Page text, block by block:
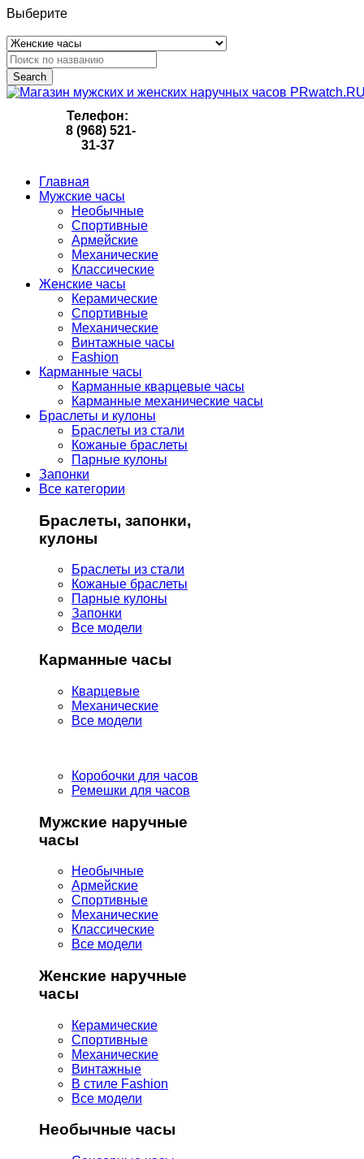
Выберите
Search
Телефон:
8 (968) 521-
31-37
Главная
Мужские часы
Необычные
Спортивные
Армейские
Механические
Классические
Женские часы
Керамические
Спортивные
Механические
Винтажные часы
Fashion
Карманные часы
Карманные кварцевые часы
Карманные механические часы
Браслеты и кулоны
Браслеты из стали
Кожаные браслеты
Парные кулоны
Запонки
Все категории
Браслеты, запонки,
кулоны
Браслеты из стали
Кожаные браслеты
Парные кулоны
Запонки
Все модели
Карманные часы
Кварцевые
Механические
Все модели
Коробочки для часов
Ремешки для часов
Мужские наручные
часы
Необычные
Армейские
Спортивные
Механические
Классические
Все модели
Женские наручные
часы
Керамические
Спортивные
Механические
Винтажные
В стиле Fashion
Все модели
Необычные часы